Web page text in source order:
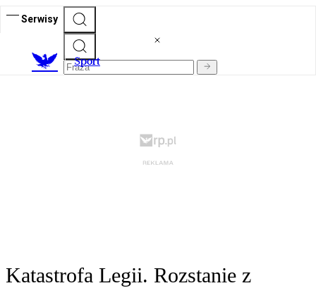
Serwisy
Sport
Katastrofa Legii. Rozstanie z